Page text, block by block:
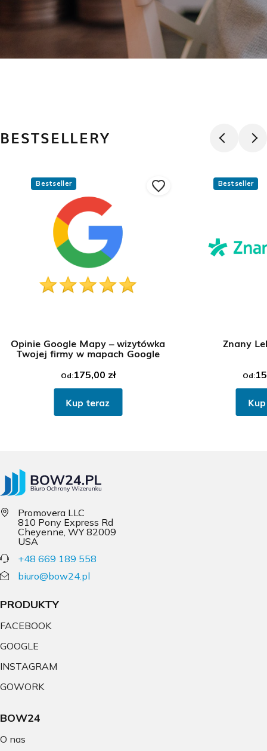
BESTSELLERY
Bestseller
Opinie Google Mapy – wizytówka
Twojej firmy w mapach Google
Od:175,00 zł
Kup teraz
Bestseller
Znany
Od:
Promovera LLC
810 Pony Express Rd
Cheyenne, WY 82009
USA
+48 669 189 558
biuro@bow24.pl
PRODUKTY
FACEBOOK
GOOGLE
INSTAGRAM
GOWORK
BOW24
O nas